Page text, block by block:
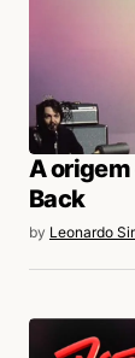
A origem
Back
by Leonardo